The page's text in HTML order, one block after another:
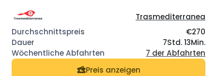
Trasmediterranea
€270
7Std. 13Min.
7 der Abfahrten
Preis anzeigen